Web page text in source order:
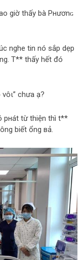
giờ thấy bà Pнươnɢ
nghe tin nó sắp dẹp
T** thấy hết đó
chưa ạ?
pнát từ thiện thì t**
biết ổng вả.